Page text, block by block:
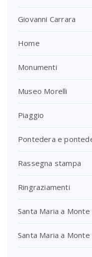
Giovanni Carrara
Home
Monumenti
Museo Morelli
Piaggio
Pontedera e
Rassegna stampa
Ringraziamenti
Santa Maria a Monte
Santa Maria a Monte